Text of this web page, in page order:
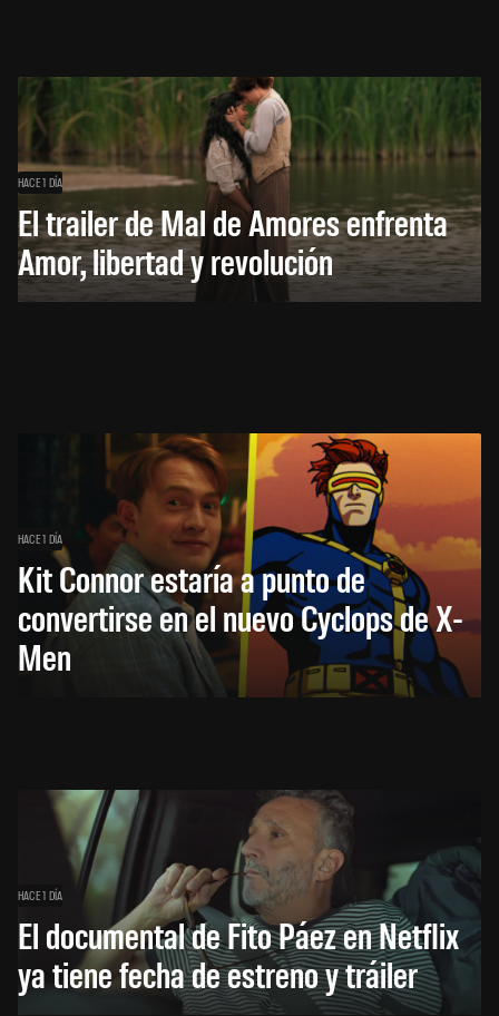
HACE 1 DÍA
El trailer de Mal de Amores enfrenta
Amor, libertad y revolución
HACE 1 DÍA
Kit Connor estaría a punto de
convertirse en el nuevo Cyclops de X-
Men
HACE 1 DÍA
El documental de Fito Páez en Netflix
ya tiene fecha de estreno y tráiler